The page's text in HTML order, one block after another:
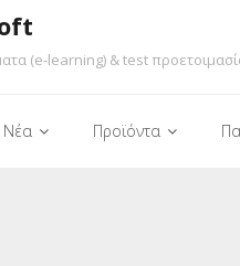
(e-learning) & test
Νέα Προϊόντα